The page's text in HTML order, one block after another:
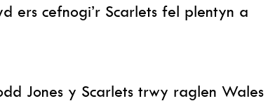
ers cefnogi’r Scarlets fel plentyn a
Jones y Scarlets trwy raglen Wales